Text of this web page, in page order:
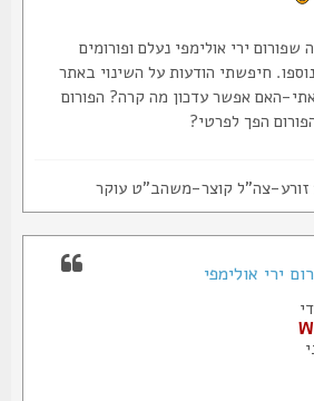
ירי אולימפי נעלם ופורומים
חיפשתי הודעות על השינוי באתר
אפשר עדכון מה קרה? הפורום
הפך לפרטי?
צה"ל קוצר-משהב"ט עוקר